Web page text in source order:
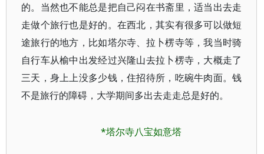
的。当然也不能总是把自己闷在书斋里，适当出去走
走做个旅行也是好的。在西北，其实有很多可以做短
途旅行的地方，比如塔尔寺、拉卜楞寺等，我当时骑
自行车从榆中出发经过兴隆山去拉卜楞寺，大概走了
三天，身上上没多少钱，住招待所，吃碗牛肉面。钱
不是旅行的障碍，大学期间多出去走走总是好的。
*塔尔寺八宝如意塔